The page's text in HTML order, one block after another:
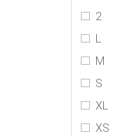
Elie
2
L
M
S
XL
XS